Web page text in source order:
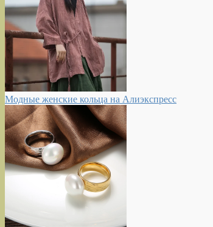
Модные женские кольца на Алиэкспресс